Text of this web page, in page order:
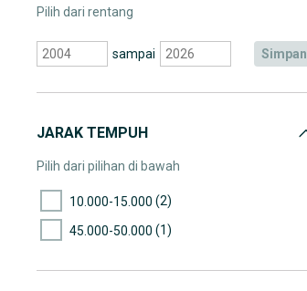
Pilih dari rentang
sampai simpan
JARAK TEMPUH
Pilih dari pilihan di bawah
10.000-15.000 (2)
45.000-50.000 (1)